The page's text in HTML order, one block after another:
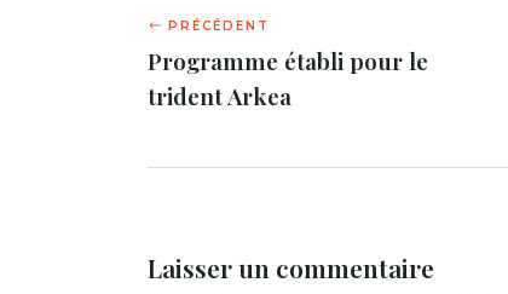
Programme établi pour le
trident Arkea
Laisser un commentaire